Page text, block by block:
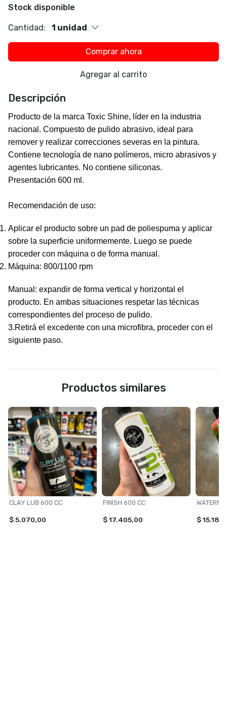
Stock disponible
Cantidad: 1 unidad
Comprar ahora
Agregar al carrito
Descripción
Producto de la marca Toxic Shine, líder en la industria
nacional. Compuesto de pulido abrasivo, ideal para
remover y realizar correcciones severas en la pintura.
Contiene tecnología de nano polímeros, micro abrasivos y
agentes lubricantes. No contiene siliconas.
Presentación 600 ml.
Recomendación de uso:
Aplicar el producto sobre un pad de poliespuma y aplicar
sobre la superficie uniformemente. Luego se puede
proceder con máquina o de forma manual.
Máquina: 800/1100 rpm
Manual: expandir de forma vertical y horizontal el
producto. En ambas situaciones respetar las técnicas
correspondientes del proceso de pulido.
3.Retirá el excedente con una microfibra, proceder con el
siguiente paso.
Productos similares
CLAY LUB 600 CC
$ 5.070,00
FINISH 600 CC
$ 17.405,00 $